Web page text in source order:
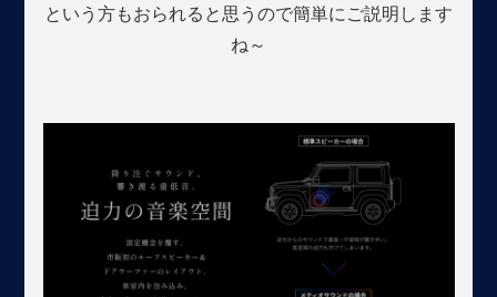
という方もおられると思うので簡単にご説明します
ね～